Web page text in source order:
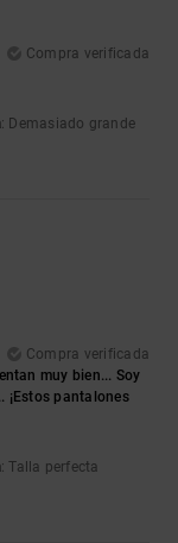
Compra verificada
: Demasiado grande
Compra verificada
muy bien... Soy
¡Estos pantalones
: Talla perfecta